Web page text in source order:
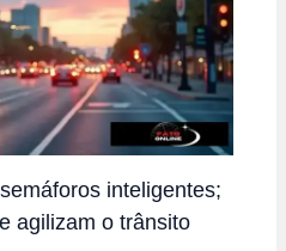
inteligentes;
agilizam o trânsito